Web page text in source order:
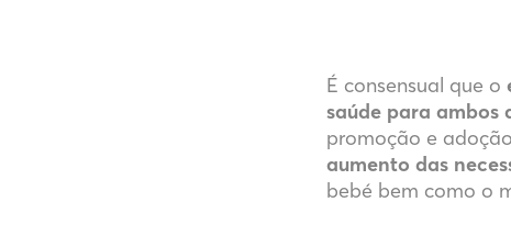
É consensual que o
saúde para ambos
promoção e
aumento das
bebé bem como o